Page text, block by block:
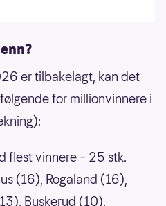
er tilbakelagt, kan det
for millionvinnere i
flest vinnere – 25 stk.
(16), Rogaland (16),
Buskerud (10),